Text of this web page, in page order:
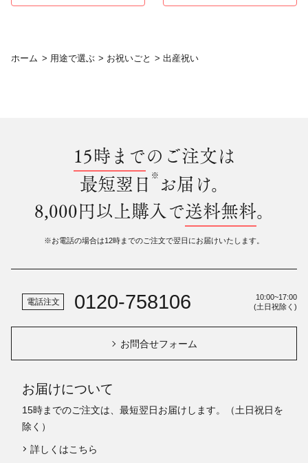
ホーム > 用途で選ぶ > お祝いごと >出産祝い
15時までのご注文は
最短翌日 ※ お届け。
8,000円以上購入で送料無料。
※お電話の場合は12時までのご注文で翌日にお届けいたします。
電話注文 0120-758106
10:00~17:00
(土日祝除く)
お問合せフォーム
お届けについて
15時までのご注文は、最短翌日お届けします。（土日祝日を
除く）
詳しくはこちら